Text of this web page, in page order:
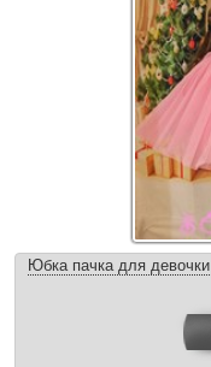
Юбка пачка для